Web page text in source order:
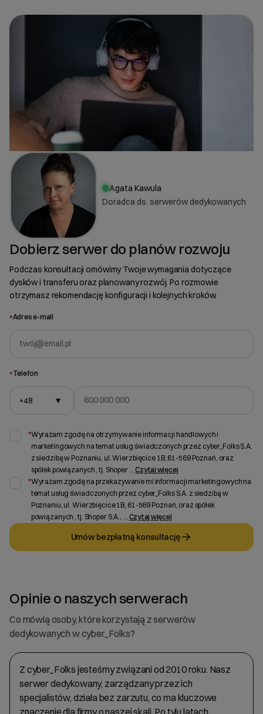
Agata Kawula
Doradca ds. serwerów dedykowanych
Dobierz serwer do planów rozwoju
Podczas konsultacji omówimy Twoje wymagania dotyczące
dysków i transferu oraz planowany rozwój. Po rozmowie
otrzymasz rekomendację konfiguracji i kolejnych kroków.
*Adres e-mail
*Telefon
+48 ▾
Wybierz gotową listę. Użyj spacji, aby otworzyć.
Naciśnij spację, aby otworzyć listę, klawisze strzałek, aby nawigować, Enter,
*Wyrażam zgodę na otrzymywanie informacji handlowych i
marketingowych na temat usług świadczonych przez cyber_Folks S.A.
z siedzibą w Poznaniu, ul. Wierzbięcice 1B, 61-569 Poznań, oraz
spółek powiązanych , tj. Shoper
Czytaj więcej
*Wyrażam zgodę na przekazywanie mi informacji marketingowych na
temat usług świadczonych przez cyber_Folks S.A. z siedzibą w
Poznaniu, ul. Wierzbięcice 1B, 61-569 Poznań, oraz spółek
powiązanych , tj. Shoper S.A.,
Czytaj więcej
Umów bezpłatną konsultację
Opinie o naszych serwerach
Co mówią osoby, które korzystają z serwerów
dedykowanych w cyber_Folks?
Z cyber_Folks jesteśmy związani od 2010 roku. Nasz
serwer dedykowany, zarządzany przez ich
specjalistów, działa bez zarzutu, co ma kluczowe
znaczenie dla firmy o naszej skali. Po tylu latach